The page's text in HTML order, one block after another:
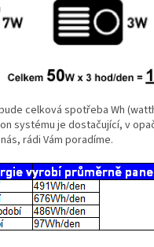
celková spotřeba Wh
systému je dostačující, v
rádi Vám poradíme.